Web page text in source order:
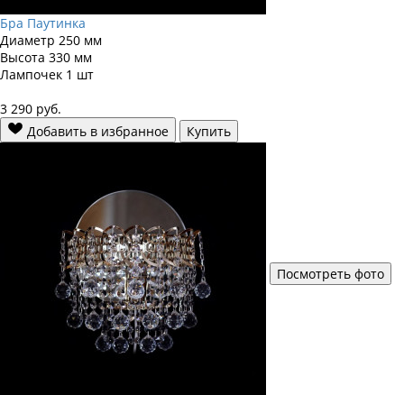
Бра Паутинка
Диаметр 250 мм
Высота 330 мм
Лампочек 1 шт
3 290 руб.
Добавить в избранное
Купить
Посмотреть фото